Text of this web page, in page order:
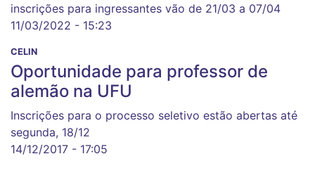
inscrições para ingressantes vão de 21/03 a 07/04
11/03/2022 - 15:23
CELIN
Oportunidade para professor de
alemão na UFU
Inscrições para o processo seletivo estão abertas até
segunda, 18/12
14/12/2017 - 17:05